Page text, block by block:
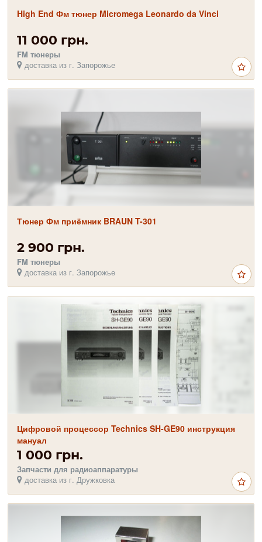
High End Фм тюнер Micromega Leonardo da Vinci
11 000 грн.
FM тюнеры
доставка из г. Запорожье
Тюнер Фм приёмник BRAUN T-301
2 900 грн.
FM тюнеры
доставка из г. Запорожье
Цифровой процессор Technics SH-GE90 инструкция
мануал
1 000 грн.
Запчасти для радиоаппаратуры
доставка из г. Дружковка